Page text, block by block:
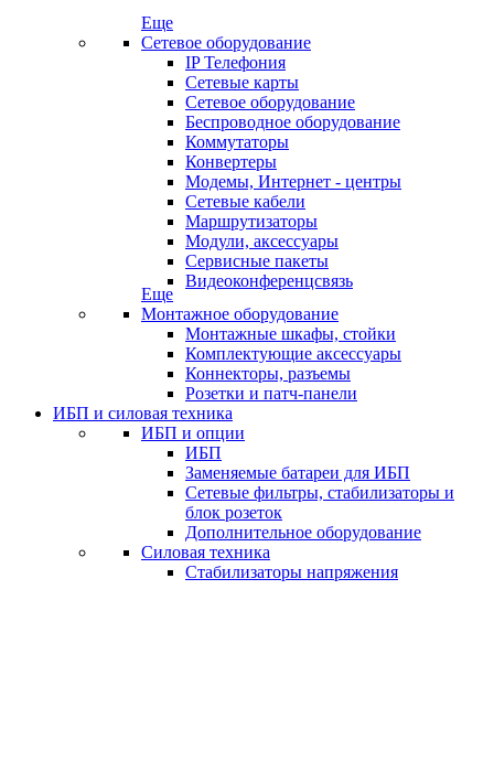
Еще
Сетевое оборудование
IP Телефония
Сетевые карты
Сетевое оборудование
Беспроводное оборудование
Коммутаторы
Конвертеры
Модемы, Интернет - центры
Сетевые кабели
Маршрутизаторы
Модули, аксессуары
Сервисные пакеты
Видеоконференцсвязь
Еще
Монтажное оборудование
Монтажные шкафы, стойки
Комплектующие аксессуары
Коннекторы, разъемы
Розетки и патч-панели
ИБП и силовая техника
ИБП и опции
ИБП
Заменяемые батареи для ИБП
Сетевые фильтры, стабилизаторы и
блок розеток
Дополнительное оборудование
Силовая техника
Стабилизаторы напряжения